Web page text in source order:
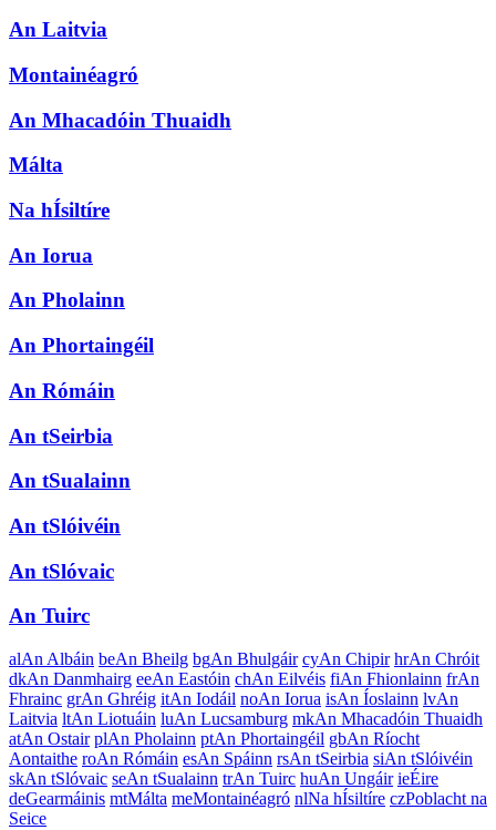
An Laitvia
Montainéagró
An Mhacadóin Thuaidh
Málta
Na hÍsiltíre
An Iorua
An Pholainn
An Phortaingéil
An Rómáin
An tSeirbia
An tSualainn
An tSlóivéin
An tSlóvaic
An Tuirc
alAn Albáin beAn Bheilg bgAn Bhulgáir cyAn Chipir hrAn Chróit
dkAn Danmhairg eeAn Eastóin chAn Eilvéis fiAn Fhionlainn frAn
Fhrainc grAn Ghréig itAn Iodáil noAn Iorua isAn Íoslainn lvAn
Laitvia ltAn Liotuáin luAn Lucsamburg mkAn Mhacadóin Thuaidh
atAn Ostair plAn Pholainn ptAn Phortaingéil gbAn Ríocht
Aontaithe roAn Rómáin esAn Spáinn rsAn tSeirbia siAn tSlóivéin
skAn tSlóvaic seAn tSualainn trAn Tuirc huAn Ungáir ieÉire
deGearmáinis mtMálta meMontainéagró nlNa hÍsiltíre czPoblacht na
Seice